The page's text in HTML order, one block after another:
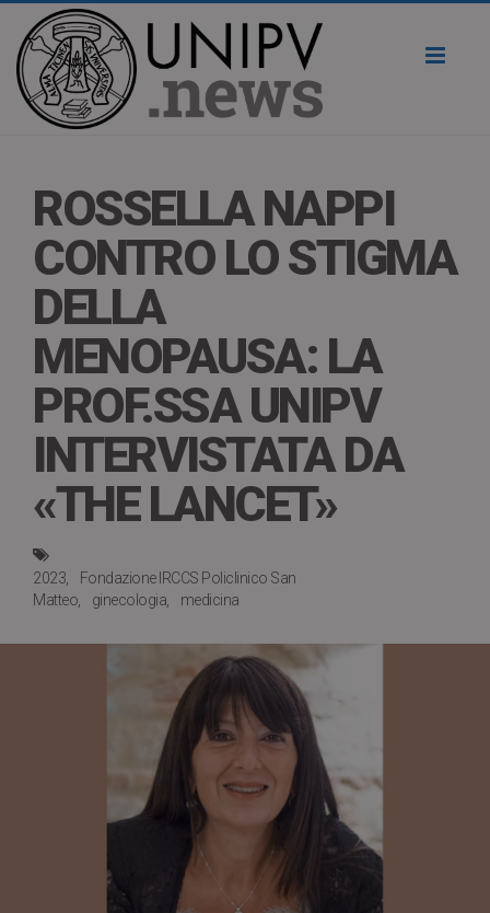
ROSSELLA NAPPI
CONTRO LO STIGMA
DELLA
MENOPAUSA: LA
PROF.SSA UNIPV
INTERVISTATA DA
«THE LANCET»
2023
Fondazione IRCCS Policlinico San
Matteo
ginecologia medicina